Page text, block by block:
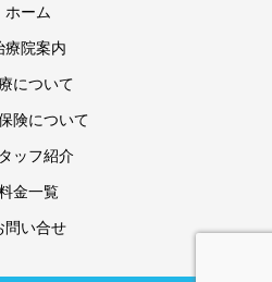
ホーム
療院案内
について
険について
ッフ紹介
金一覧
問い合せ